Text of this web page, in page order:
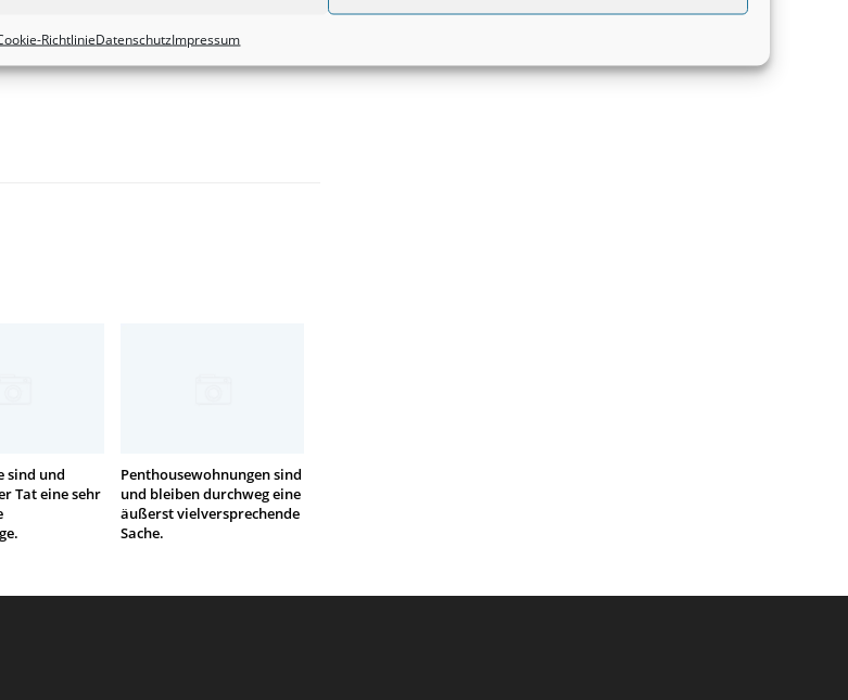
RichtlinieDatenschutzImpressum
sind und
Tat eine sehr
Penthousewohnungen sind
und bleiben durchweg eine
äußerst vielversprechende
Sache.